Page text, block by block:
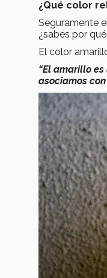
¿Qué color
Seguramente
¿sabes por
El color
“El amarillo
asociamos